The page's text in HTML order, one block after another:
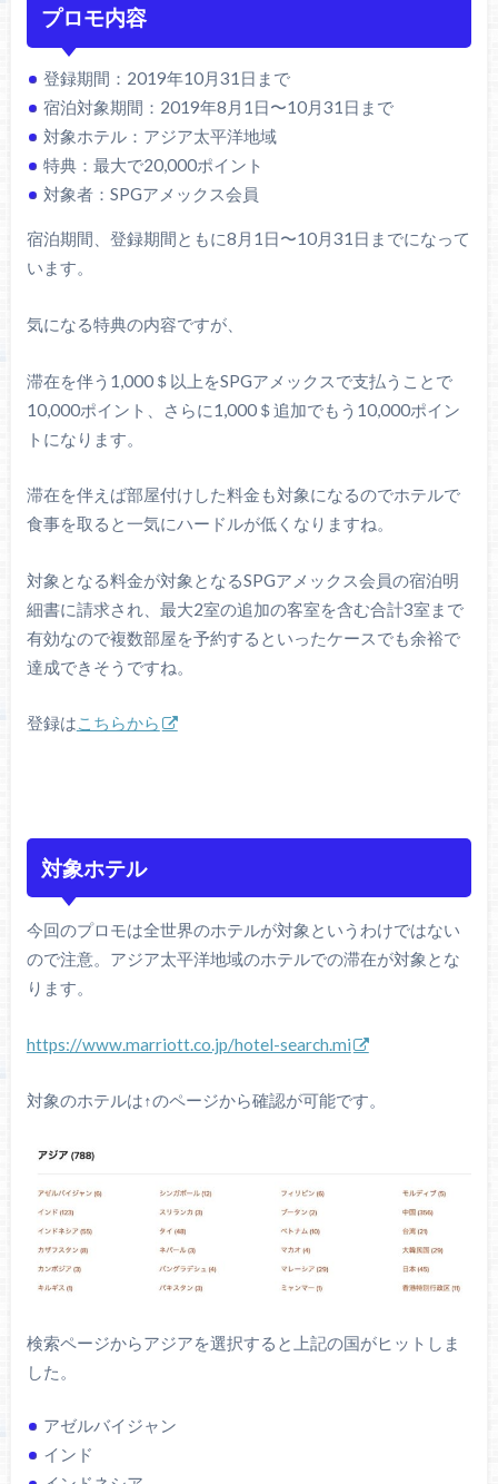
プロモ内容
登録期間：2019年10月31日まで
宿泊対象期間：2019年8月1日〜10月31日まで
対象ホテル：アジア太平洋地域
特典：最大で20,000ポイント
対象者：SPGアメックス会員
宿泊期間、登録期間ともに8月1日〜10月31日までになって
います。
気になる特典の内容ですが、
滞在を伴う1,000＄以上をSPGアメックスで支払うことで
10,000ポイント、さらに1,000＄追加でもう10,000ポイン
トになります。
滞在を伴えば部屋付けした料金も対象になるのでホテルで
食事を取ると一気にハードルが低くなりますね。
対象となる料金が対象となるSPGアメックス会員の宿泊明
細書に請求され、最大2室の追加の客室を含む合計3室まで
有効なので複数部屋を予約するといったケースでも余裕で
達成できそうですね。
登録はこちらから
対象ホテル
今回のプロモは全世界のホテルが対象というわけではない
ので注意。アジア太平洋地域のホテルでの滞在が対象とな
ります。
https://www.marriott.co.jp/hotel-search.mi
対象のホテルは↑のページから確認が可能です。
検索ページからアジアを選択すると上記の国がヒットしま
した。
アゼルバイジャン
インド